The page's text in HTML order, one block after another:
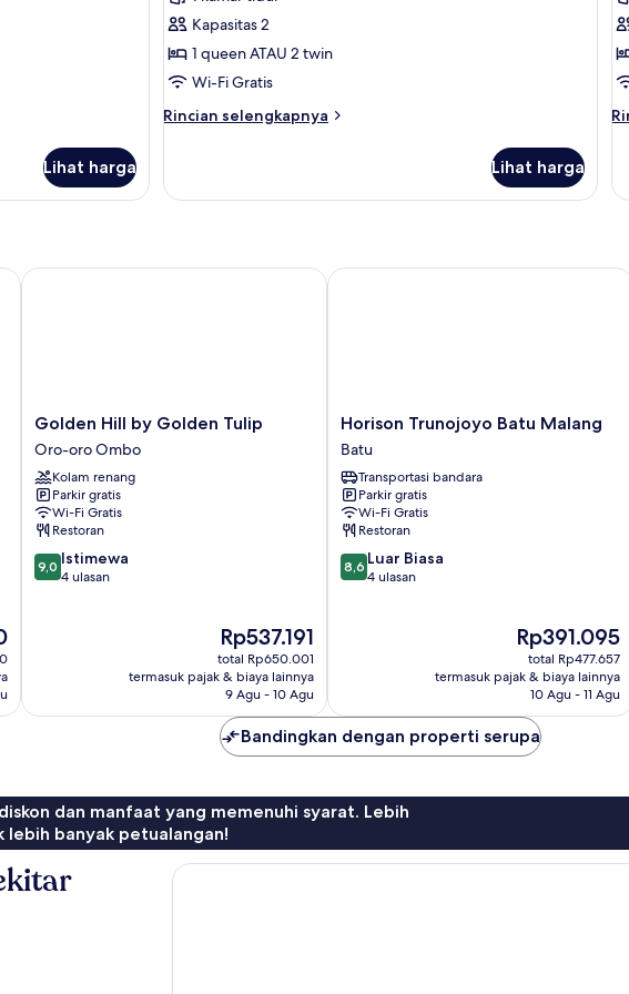
Lihat harga
Room
Twin
/
Kapasitas 2
1 queen ATAU 2 twin
Wi-Fi Gratis
Rincian selengkapnya
Rincian
Superior
Queen
Lihat harga
Golden
Hill
by
Golden
Tulip
Oro-
oro
Ombo
Golden Hill by Golden Tulip
Oro-oro Ombo
Kolam renang
Parkir gratis
Wi-Fi Gratis
Restoran
9.0
dari
9,0 Istimewa
4 ulasan
Harga
sekarang
Rp537.191
Rp537.191
total Rp650.001
termasuk pajak & biaya lainnya
9 Agu - 10 Agu
Golden Hill by Golden Tulip
Horison
Trunojoyo
Batu
Malang
Batu
Horison Trunojoyo Batu Malang
Batu
Transportasi bandara
Parkir gratis
Wi-Fi Gratis
Restoran
8.6
dari
8,6 Luar Biasa
4 ulasan
Harga
sekarang
Rp391.095
Rp391.095
total Rp477.657
termasuk pajak & biaya lainnya
10 Agu - 11 Agu
Horison Trunojoyo Batu Malang
Bandingkan dengan properti serupa
dan manfaat yang memenuhi syarat. Lebih
lebih banyak petualangan!